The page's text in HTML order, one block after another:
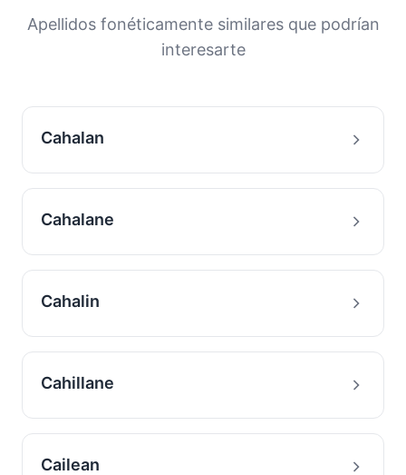
comprender los orígenes y la historia
migratoria de las familias con este apellido.
Apellidos fonéticamente similares que podrían
interesarte
Cahalan
Cahalane
Cahalin
Cahillane
Cailean